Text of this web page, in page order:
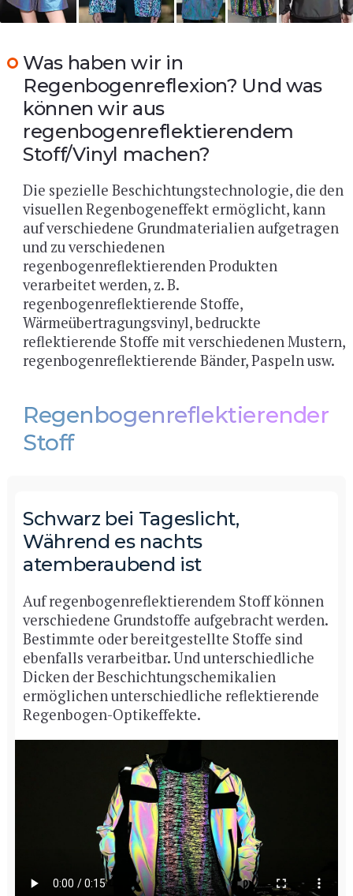
Was haben wir in
Regenbogenreflexion? Und was
können wir aus
regenbogenreflektierendem
Stoff/Vinyl machen?
Die spezielle Beschichtungstechnologie, die den
visuellen Regenbogeneffekt ermöglicht, kann
auf verschiedene Grundmaterialien aufgetragen
und zu verschiedenen
regenbogenreflektierenden Produkten
verarbeitet werden, z. B.
regenbogenreflektierende Stoffe,
Wärmeübertragungsvinyl, bedruckte
reflektierende Stoffe mit verschiedenen Mustern,
regenbogenreflektierende Bänder, Paspeln usw.
Regenbogenreflektierender
Stoff
Schwarz bei Tageslicht,
Während es nachts
atemberaubend ist
Auf regenbogenreflektierendem Stoff können
verschiedene Grundstoffe aufgebracht werden.
Bestimmte oder bereitgestellte Stoffe sind
ebenfalls verarbeitbar. Und unterschiedliche
Dicken der Beschichtungschemikalien
ermöglichen unterschiedliche reflektierende
Regenbogen-Optikeffekte.